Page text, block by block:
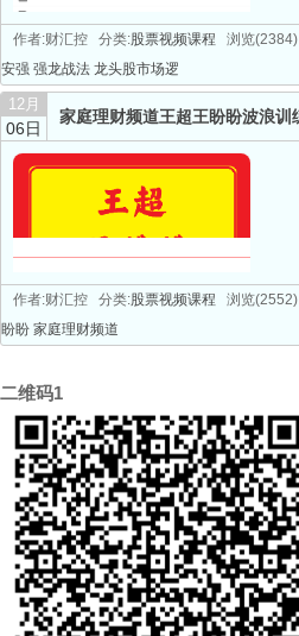
作者:财汇控 分类:股票视频课程 浏览(2384)
安强 强龙战法 龙头股市场逻
12月
06日
家庭理财频道王超王盼盼波浪训
作者:财汇控 分类:股票视频课程 浏览(2552)
盼盼 家庭理财频道
二维码1